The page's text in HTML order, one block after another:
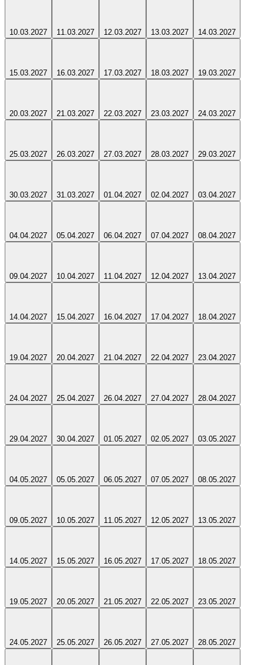
10.03.2027 11.03.2027 12.03.2027 13.03.2027 14.03.2027
15.03.2027 16.03.2027 17.03.2027 18.03.2027 19.03.2027
20.03.2027 21.03.2027 22.03.2027 23.03.2027 24.03.2027
25.03.2027 26.03.2027 27.03.2027 28.03.2027 29.03.2027
30.03.2027 31.03.2027 01.04.2027 02.04.2027 03.04.2027
04.04.2027 05.04.2027 06.04.2027 07.04.2027 08.04.2027
09.04.2027 10.04.2027 11.04.2027 12.04.2027 13.04.2027
14.04.2027 15.04.2027 16.04.2027 17.04.2027 18.04.2027
19.04.2027 20.04.2027 21.04.2027 22.04.2027 23.04.2027
24.04.2027 25.04.2027 26.04.2027 27.04.2027 28.04.2027
29.04.2027 30.04.2027 01.05.2027 02.05.2027 03.05.2027
04.05.2027 05.05.2027 06.05.2027 07.05.2027 08.05.2027
09.05.2027 10.05.2027 11.05.2027 12.05.2027 13.05.2027
14.05.2027 15.05.2027 16.05.2027 17.05.2027 18.05.2027
19.05.2027 20.05.2027 21.05.2027 22.05.2027 23.05.2027
24.05.2027 25.05.2027 26.05.2027 27.05.2027 28.05.2027